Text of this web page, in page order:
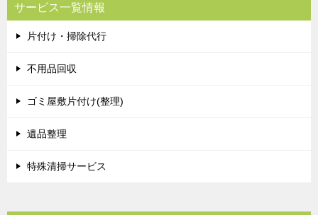
サービス一覧情報
片付け・掃除代行
不用品回収
ゴミ屋敷片付け(整理)
遺品整理
特殊清掃サービス